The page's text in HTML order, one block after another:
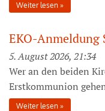
Weiter lesen
EKO-Anmeldung
5. August 2026, 21:34
Wer an den beiden
Erstkommunion
Weiter lesen